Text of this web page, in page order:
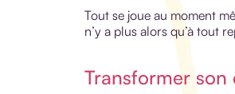
Tout se joue au moment
n’y a plus alors qu’à tout
Transformer